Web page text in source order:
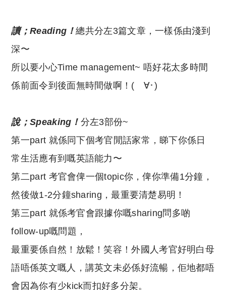
讀；Reading！總共分左3篇文章，一樣係由淺到
深〜
所以要小心Time management~ 唔好花太多時間
係前面令到後面無時間做啊！(ゝ∀･)
說；Speaking！ 分左3部份~
第一part 就係同下個考官閒話家常，睇下你係日
常生活應有到嘅英語能力〜
第二part 考官會俾一個topic你，俾你準備1分鐘，
然後做1-2分鐘sharing，最重要清楚易明！
第三part 就係考官會跟據你嘅sharing問多啲
follow-up嘅問題，
最重要係自然！放鬆！笑容！外國人考官好明白母
語唔係英文嘅人，講英文未必係好流暢，佢地都唔
會因為你有少kick而扣好多分架。